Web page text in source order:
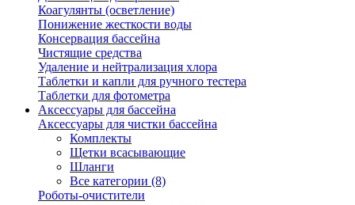
Коагулянты (осветление)
Понижение жесткости воды
Консервация бассейна
Чистящие средства
Удаление и нейтрализация хлора
Таблетки и капли для ручного тестера
Таблетки для фотометра
Аксессуары для бассейна
Аксессуары для чистки бассейна
Комплекты
Щетки всасывающие
Шланги
Все категории (8)
Роботы-очистители